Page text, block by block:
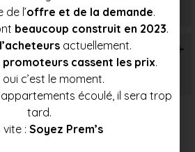
T6+
de l’offre et de la demande.
beaucoup construit en 2023.
actuellement.
promoteurs cassent les prix.
c’est le moment.
écoulé, il sera trop
tard.
vite : Soyez Prem’s